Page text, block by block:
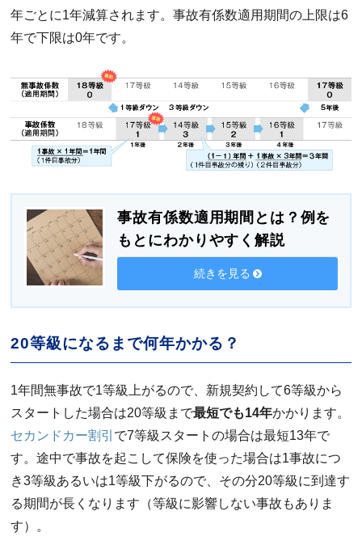
年ごとに1年減算されます。事故有係数適用期間の上限は6
年で下限は0年です。
事故有係数適用期間とは？例を
もとにわかりやすく解説
続きを見る
20等級になるまで何年かかる？
1年間無事故で1等級上がるので、新規契約して6等級から
スタートした場合は20等級まで最短でも14年かかります。
セカンドカー割引 で7等級スタートの場合は最短13年で
す。途中で事故を起こして保険を使った場合は1事故につ
き3等級あるいは1等級下がるので、その分20等級に到達す
る期間が長くなります（等級に影響しない事故もありま
す）。